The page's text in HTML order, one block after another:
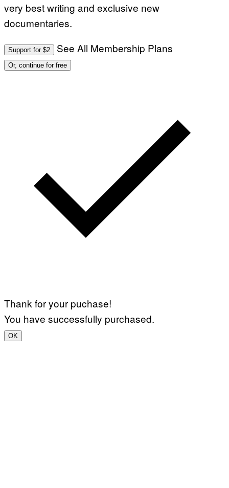
very best writing and exclusive new
documentaries.
Support for $2 See All Membership Plans
Or, continue for free
Thank for your puchase!
You have successfully purchased.
OK